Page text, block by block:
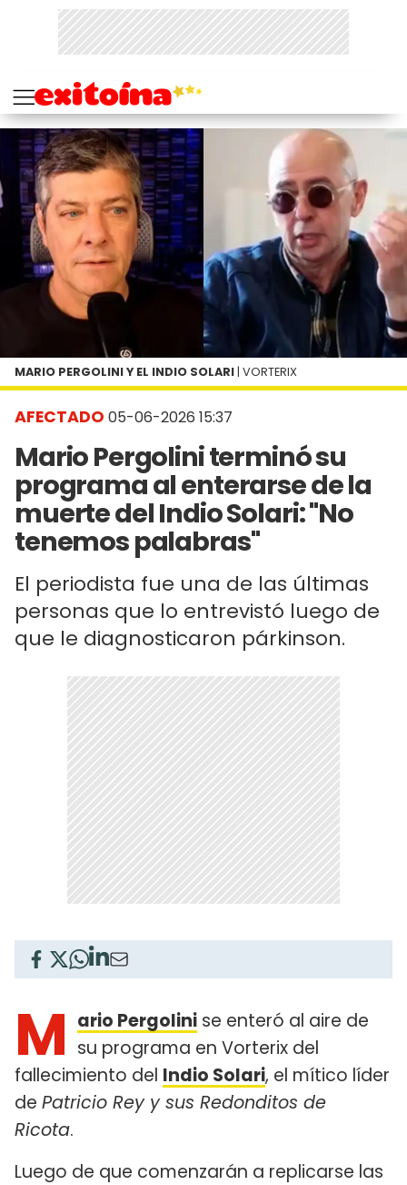
AFECTADO 05-06-2026 15:37
Mario Pergolini terminó su
programa al enterarse de la
muerte del Indio Solari: "No
tenemos palabras"
El periodista fue una de las últimas
personas que lo entrevistó luego de
que le diagnosticaron párkinson.
MARIO PERGOLINI Y EL INDIO SOLARI | VORTERIX
M ario Pergolini se enteró al aire de
su programa en Vorterix del
fallecimiento del Indio Solari, el mítico líder
de Patricio Rey y sus Redonditos de
Ricota.
Luego de que comenzarán a replicarse las